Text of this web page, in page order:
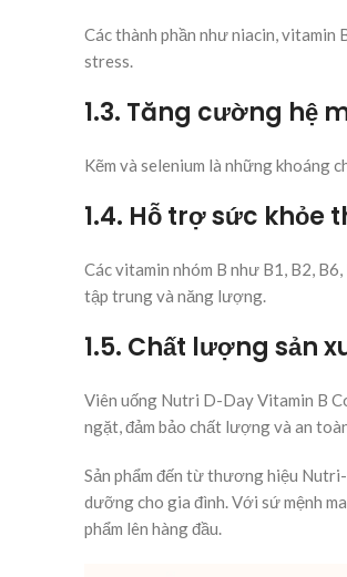
Các thành phần như niacin, vitamin
stress.
1.3. Tăng cường hệ
Kẽm và selenium là những khoáng
1.4. Hỗ trợ sức khỏe
Các vitamin nhóm B như B1, B2,
tập trung và năng lượng.
1.5. Chất lượng sản
Viên uống Nutri D-Day Vitamin B
ngặt, đảm bảo chất lượng và an
Sản phẩm đến từ thương hiệu
dưỡng cho gia đình. Với sứ mệnh
phẩm lên hàng đầu.